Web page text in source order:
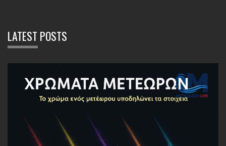
LATEST POSTS